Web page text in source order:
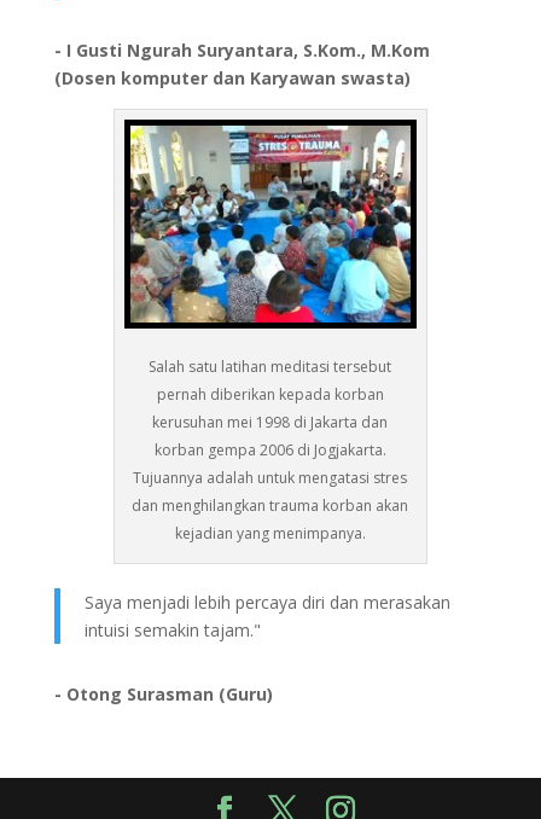
- I Gusti Ngurah Suryantara, S.Kom., M.Kom
(Dosen komputer dan Karyawan swasta)
Salah satu latihan meditasi tersebut
pernah diberikan kepada korban
kerusuhan mei 1998 di Jakarta dan
korban gempa 2006 di Jogjakarta.
Tujuannya adalah untuk mengatasi stres
dan menghilangkan trauma korban akan
kejadian yang menimpanya.
Saya menjadi lebih percaya diri dan merasakan
intuisi semakin tajam."
- Otong Surasman (Guru)